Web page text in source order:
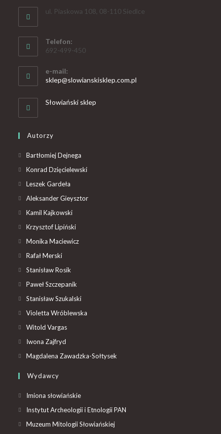
ul. Piaskowa 108, 08-110 Siedlce
Telefon:
692-499-450
e-mail:
sklep@slowianskisklep.com.pl
Słowiański sklep
Autorzy
Bartłomiej Dejnega
Konrad Dzięcielewski
Leszek Gardeła
Aleksander Gieysztor
Kamil Kajkowski
Krzysztof Lipiński
Monika Maciewicz
Rafał Merski
Stanisław Rosik
Paweł Szczepanik
Stanisław Szukalski
Violetta Wróblewska
Witold Vargas
Iwona Zajfryd
Magdalena Zawadzka-Sołtysek
Wydawcy
Imiona słowiańskie
Instytut Archeologii i Etnologii PAN
Muzeum Mitologii Słowiańskiej